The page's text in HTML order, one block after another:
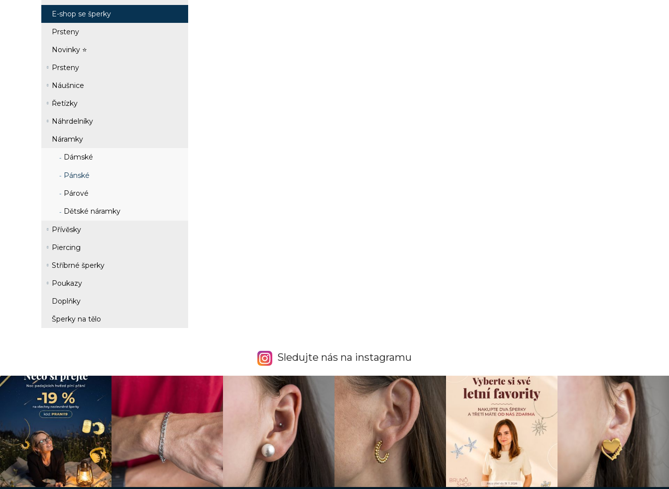
E-shop se šperky
Prsteny
Novinky ⭐
Prsteny
Náušnice
Řetízky
Náhrdelníky
Náramky
Dámské
Pánské
Párové
Dětské náramky
Přívěsky
Piercing
Stříbrné šperky
Poukazy
Doplňky
Šperky na tělo
Sledujte nás na instagramu